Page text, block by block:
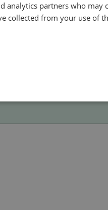
analytics partners who
collected from your use of